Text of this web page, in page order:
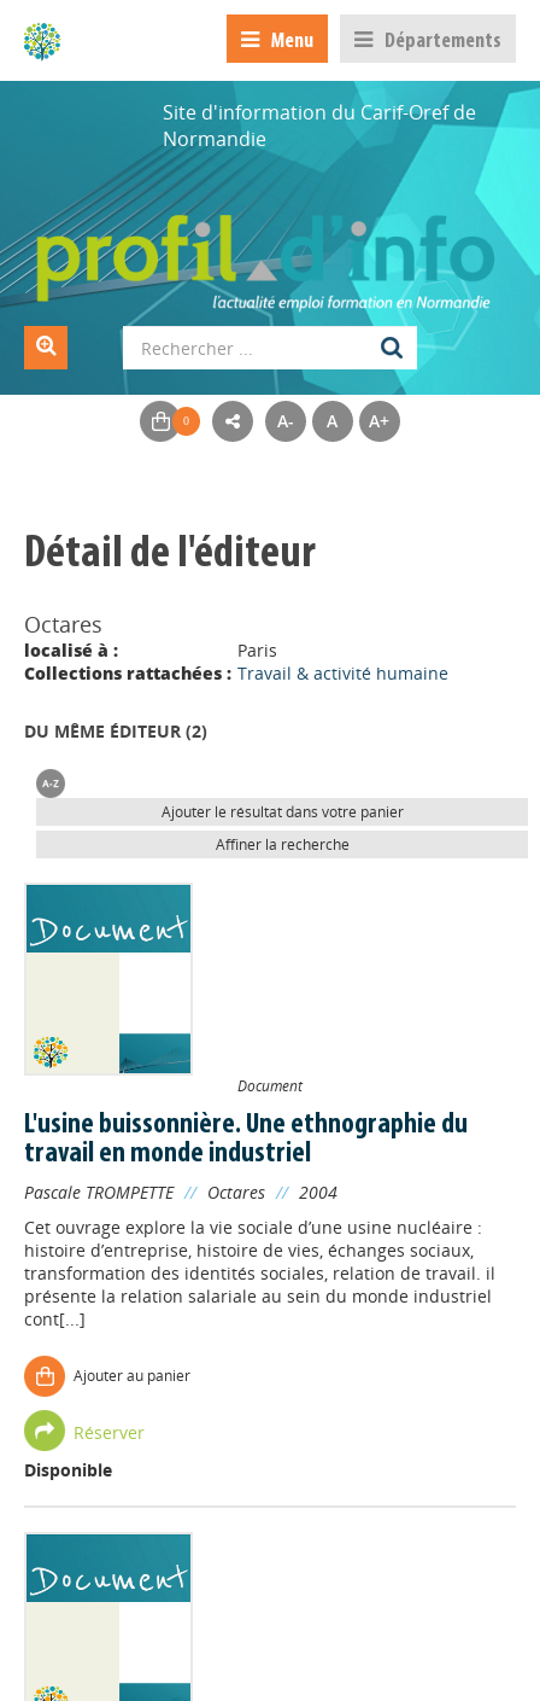
Menu Départements
Site d'information du Carif-Oref de
Normandie
A- A A+
Détail de l'éditeur
Octares
localisé à :
Paris
Collections rattachées : Travail & activité humaine
DU MÊME ÉDITEUR (2)
Ajouter le résultat dans votre panier
Affiner la recherche
Document
L'usine buissonnière. Une ethnographie du
travail en monde industriel
Pascale TROMPETTE // Octares // 2004
Cet ouvrage explore la vie sociale d’une usine nucléaire :
histoire d’entreprise, histoire de vies, échanges sociaux,
transformation des identités sociales, relation de travail. il
présente la relation salariale au sein du monde industriel
cont[...]
Ajouter au panier
Réserver
Disponible